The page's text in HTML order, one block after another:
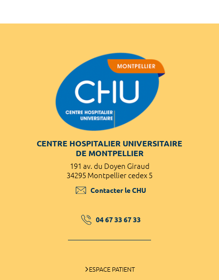
CENTRE HOSPITALIER UNIVERSITAIRE
DE MONTPELLIER
191 av. du Doyen Giraud
34295 Montpellier cedex 5
Contacter le CHU
04 67 33 67 33
ESPACE PATIENT